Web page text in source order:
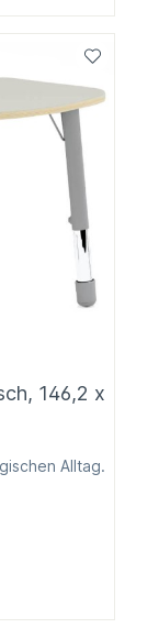
146,2 x
Alltag.